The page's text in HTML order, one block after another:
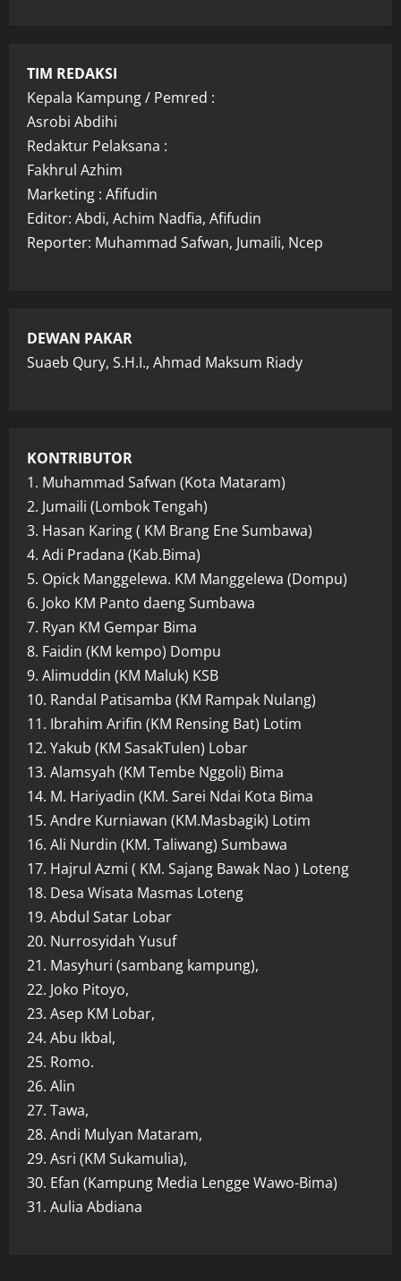
TIM REDAKSI
Kepala Kampung / Pemred :
Asrobi Abdihi
Redaktur Pelaksana :
Fakhrul Azhim
Marketing : Afifudin
Editor: Abdi, Achim Nadfia, Afifudin
Reporter: Muhammad Safwan, Jumaili, Ncep
DEWAN PAKAR
Suaeb Qury, S.H.I., Ahmad Maksum Riady
KONTRIBUTOR
1. Muhammad Safwan (Kota Mataram)
2. Jumaili (Lombok Tengah)
3. Hasan Karing ( KM Brang Ene Sumbawa)
4. Adi Pradana (Kab.Bima)
5. Opick Manggelewa. KM Manggelewa (Dompu)
6. Joko KM Panto daeng Sumbawa
7. Ryan KM Gempar Bima
8. Faidin (KM kempo) Dompu
9. Alimuddin (KM Maluk) KSB
10. Randal Patisamba (KM Rampak Nulang)
11. Ibrahim Arifin (KM Rensing Bat) Lotim
12. Yakub (KM SasakTulen) Lobar
13. Alamsyah (KM Tembe Nggoli) Bima
14. M. Hariyadin (KM. Sarei Ndai Kota Bima
15. Andre Kurniawan (KM.Masbagik) Lotim
16. Ali Nurdin (KM. Taliwang) Sumbawa
17. Hajrul Azmi ( KM. Sajang Bawak Nao ) Loteng
18. Desa Wisata Masmas Loteng
19. Abdul Satar Lobar
20. Nurrosyidah Yusuf
21. Masyhuri (sambang kampung),
22. Joko Pitoyo,
23. Asep KM Lobar,
24. Abu Ikbal,
25. Romo.
26. Alin
27. Tawa,
28. Andi Mulyan Mataram,
29. Asri (KM Sukamulia),
30. Efan (Kampung Media Lengge Wawo-Bima)
31. Aulia Abdiana